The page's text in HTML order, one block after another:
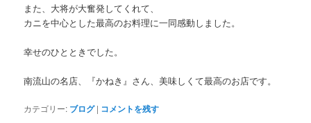
また、大将が大奮発してくれて、
カニを中心とした最高のお料理に一同感動しました。
幸せのひとときでした。
南流山の名店、『かねき』さん、美味しくて最高のお店です。
カテゴリー: ブログ | コメントを残す